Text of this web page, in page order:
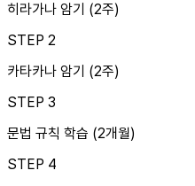
히라가나 암기 (2주)
STEP 2
카타카나 암기 (2주)
STEP 3
문법 규칙 학습 (2개월)
STEP 4